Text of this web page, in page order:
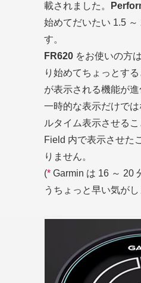
載されました。
始めてだいたい 1.5 ～
す。
FR620 をお使いの方
り始めてちょっとす
が表示される機能が進
一時的な表示だけで
ルタイム表示させる
Field 内で表示させた
りません。
(* Garmin は 16 ～ 20
うちょっと早い気が